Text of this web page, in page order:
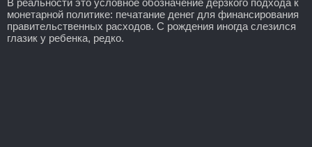
монетарной политике: печатание денег для финансирования
правительственных расходов. С рождения иногда слезился
глазик у ребенка, редко.